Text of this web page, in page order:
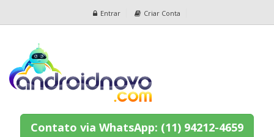
Entrar Criar Conta
Contato via WhatsApp: (11) 94212-4659